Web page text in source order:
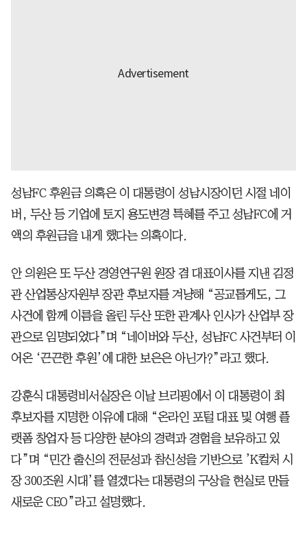
성남FC 후원금 의혹은 이 대통령이 성남시장이던 시절 네이
버, 두산 등 기업에 토지 용도변경 특혜를 주고 성남FC에 거
액의 후원금을 내게 했다는 의혹이다.
안 의원은 또 두산 경영연구원 원장 겸 대표이사를 지낸 김정
관 산업통상자원부 장관 후보자를 겨냥해 “공교롭게도, 그
사건에 함께 이름을 올린 두산 또한 관계사 인사가 산업부 장
관으로 임명되었다”며 “네이버와 두산, 성남FC 사건부터 이
어온 ‘끈끈한 후원’에 대한 보은은 아닌가?”라고 했다.
강훈식 대통령비서실장은 이날 브리핑에서 이 대통령이 최
후보자를 지명한 이유에 대해 “온라인 포털 대표 및 여행 플
랫폼 창업자 등 다양한 분야의 경력과 경험을 보유하고 있
다”며 “민간 출신의 전문성과 참신성을 기반으로 ’K컬처 시
장 300조원 시대’를 열겠다는 대통령의 구상을 현실로 만들
새로운 CEO”라고 설명했다.